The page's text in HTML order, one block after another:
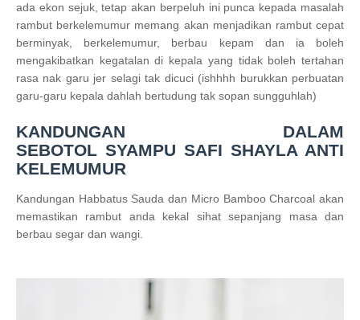
ada ekon sejuk, tetap akan berpeluh ini punca kepada masalah
rambut berkelemumur memang akan menjadikan rambut cepat
berminyak, berkelemumur, berbau kepam dan ia boleh
mengakibatkan kegatalan di kepala yang tidak boleh tertahan
rasa nak garu jer selagi tak dicuci (ishhhh burukkan perbuatan
garu-garu kepala dahlah bertudung tak sopan sungguhlah)
KANDUNGAN DALAM
SEBOTOL SYAMPU SAFI SHAYLA ANTI
KELEMUMUR
Kandungan Habbatus Sauda dan Micro Bamboo Charcoal akan
memastikan rambut anda kekal sihat sepanjang masa dan
berbau segar dan wangi.